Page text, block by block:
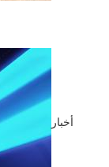
أخبار